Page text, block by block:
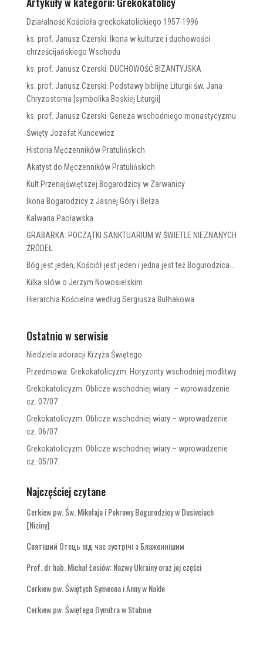
Działalność Kościoła greckokatolickiego 1957-1996
ks. prof. Janusz Czerski: Ikona w kulturze i duchowości
chrześcijańskiego Wschodu
ks. prof. Janusz Czerski: DUCHOWOŚĆ BIZANTYJSKA
ks. prof. Janusz Czerski: Podstawy biblijne Liturgii św. Jana
Chryzostoma [symbolika Boskiej Liturgii]
ks. prof. Janusz Czerski: Geneza wschodniego monastycyzmu
Święty Jozafat Kuncewicz
Historia Męczenników Pratulińskich
Akatyst do Męczenników Pratulińskich
Kult Przenajświętszej Bogarodzicy w Zarwanicy
Ikona Bogarodzicy z Jasnej Góry i Bełza
Kalwaria Pacławska
GRABARKA. POCZĄTKI SANKTUARIUM W ŚWIETLE NIEZNANYCH
ŹRÓDEŁ
Bóg jest jeden, Kościół jest jeden i jedna jest też Bogurodzica…
Kilka słów o Jerzym Nowosielskim
Hierarchia Kościelna według Sergiusza Bułhakowa
Ostatnio w serwisie
Niedziela adoracji Krzyża Świętego
Przedmowa: Grekokatolicyzm. Horyzonty wschodniej modlitwy
Grekokatolicyzm. Oblicze wschodniej wiary – wprowadzenie
cz. 07/07
Grekokatolicyzm. Oblicze wschodniej wiary – wprowadzenie
cz. 06/07.
Grekokatolicyzm. Oblicze wschodniej wiary – wprowadzenie
cz. 05/07.
Najczęściej czytane
Cerkiew pw. Św. Mikołaja i Pokrowy Bogurodzicy w Dusivciach
[Niziny]
Святіший Отець під час зустрічі з Блаженнішим
Prof. dr hab. Michał Łesiów: Nazwy Ukrainy oraz jej części
Cerkiew pw. Świętych Symeona i Anny w Nakle
Cerkiew pw. Świętego Dymitra w Stubnie